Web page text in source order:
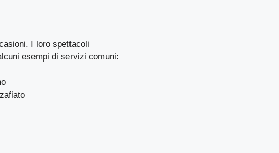
I loro spettacoli
esempi di servizi comuni: